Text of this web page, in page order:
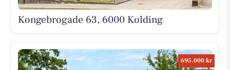
Kongebrogade 63, 6000 Kolding
695.000 kr